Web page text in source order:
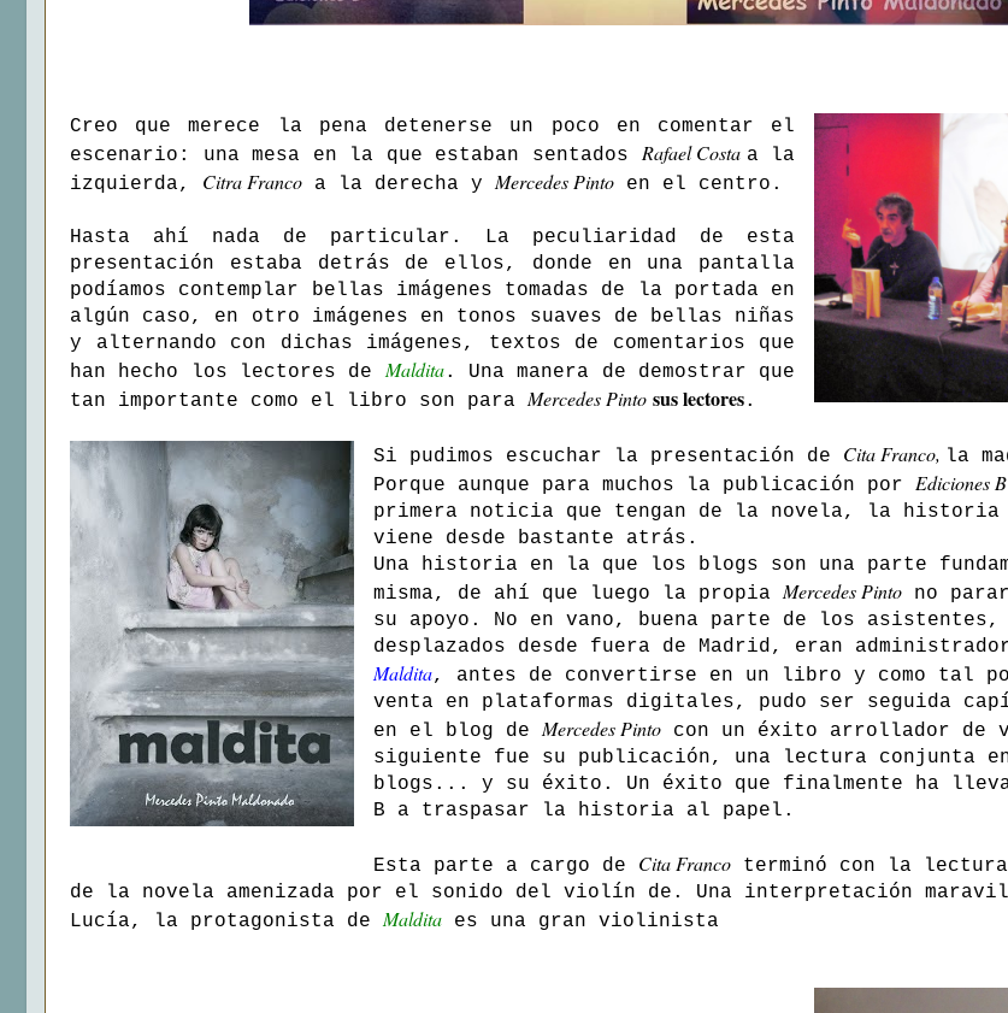
Creo que merece la pena detenerse un poco en comentar el
escenario: una mesa en la que estaban sentados Rafael Costa a la
izquierda, Citra Franco a la derecha yMercedes Pinto en el centro.
Hasta ahí nada de particular. La peculiaridad de esta
presentación estaba detrás de ellos, donde en una pantalla
podíamos contemplar bellas imágenes tomadas de la portada en
algún caso, en otro imágenes en tonos suaves de bellas niñas
y alternando con dichas imágenes, textos de comentarios que
han hecho los lectores deMaldita. Una manera de demostrar que
tan importante como el libro son paraMercedes Pinto sus lectores.
Si pudimos escuchar la presentación de Cita Franco, la
Porque aunque para muchos la publicación por Ediciones B
primera noticia que tengan de la novela, la historia
viene desde bastante atrás.
Una historia en la que los blogs son una parte
misma, de ahí que luego la propiaMercedes Pintono
su apoyo. No en vano, buena parte de los
desplazados desde fuera de Madrid, eran
Maldita, antes de convertirse en un libro y como tal
venta en plataformas digitales, pudo ser seguida
en el blog deMercedes Pintocon un éxito arrollador de
siguiente fue su publicación, una lectura conjunta
blogs... y su éxito. Un éxito que finalmente ha
B a traspasar la historia al papel.
Esta parte a cargo de Cita Francoterminó con la lectura
de la novela amenizada por el sonido del violín de. Una interpretación
Lucía, la protagonista deMaldita es una gran violinista